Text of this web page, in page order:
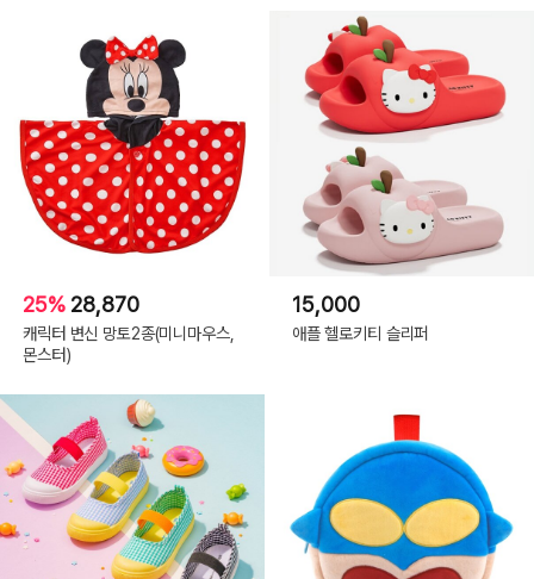
25% 28,870
캐릭터 변신 망토2종(미니마우스,
몬스터)
15,000
애플 헬로키티 슬리퍼